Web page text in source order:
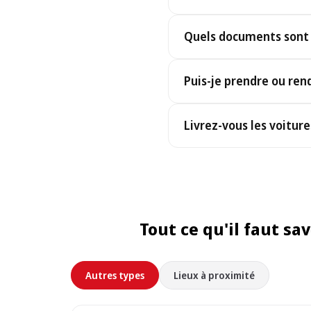
voiture similaire ou
Quels documents
et votre bon de
Puis-je prendre ou
vous attendrons. Pour les
Livrez-vous les
fin de la location.
réservation ; selon
Tout ce qu'il faut
Autres types Lieux à proximité